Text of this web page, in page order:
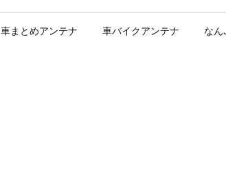
車まとめアンテナ 車バイクアンテナ な